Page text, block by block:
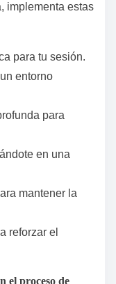
implementa estas
para tu sesión.
entorno
para
en una
mantener la
reforzar el
el proceso de